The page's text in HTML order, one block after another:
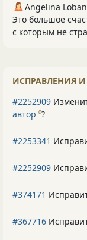
Angelina
Это большое
с которым не
ИСПРАВЛЕНИЯ
#2252909
автор 0?
#2253341
#2252909
#374171
#367716